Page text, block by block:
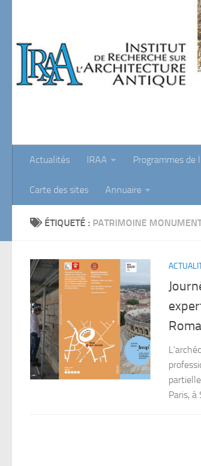
Actualités IRAA Programmes de
Carte des sites Annuaire
ÉTIQUETÉ : PATRIMOINE
Paris,